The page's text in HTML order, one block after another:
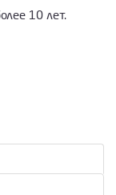
10 лет.